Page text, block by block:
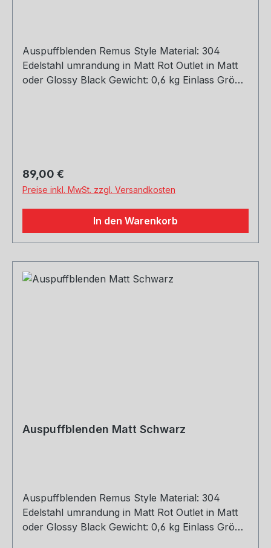
Auspuffblenden Remus Style Material: 304
Edelstahl umrandung in Matt Rot Outlet in Matt
oder Glossy Black Gewicht: 0,6 kg Einlass Größe:
Regulärer Preis:
89,00 €
Preise inkl. MwSt. zzgl. Versandkosten
In den Warenkorb
Auspuffblenden Matt Schwarz
Auspuffblenden Remus Style Material: 304
Edelstahl umrandung in Matt Rot Outlet in Matt
oder Glossy Black Gewicht: 0,6 kg Einlass Größe: